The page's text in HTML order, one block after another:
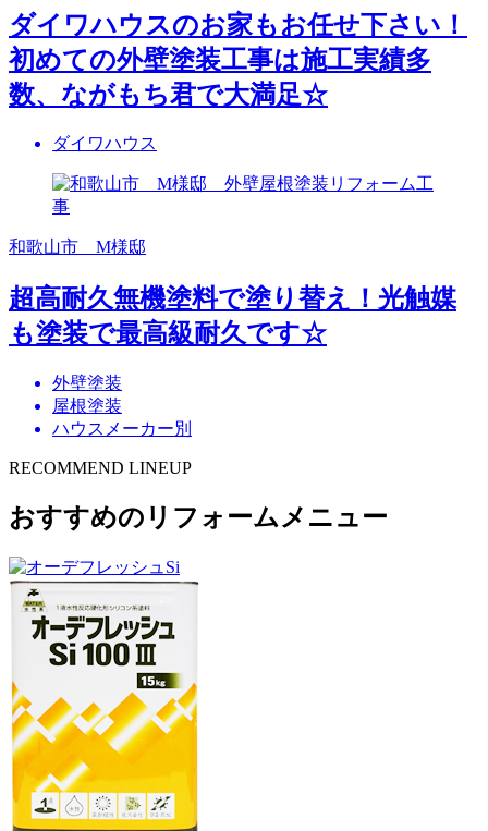
ダイワハウスのお家もお任せ下さい！
初めての外壁塗装工事は施工実績多
数、ながもち君で大満足☆
ダイワハウス
和歌山市 M様邸
超高耐久無機塗料で塗り替え！光触媒
も塗装で最高級耐久です☆
外壁塗装
屋根塗装
ハウスメーカー別
RECOMMEND LINEUP
おすすめのリフォームメニュー